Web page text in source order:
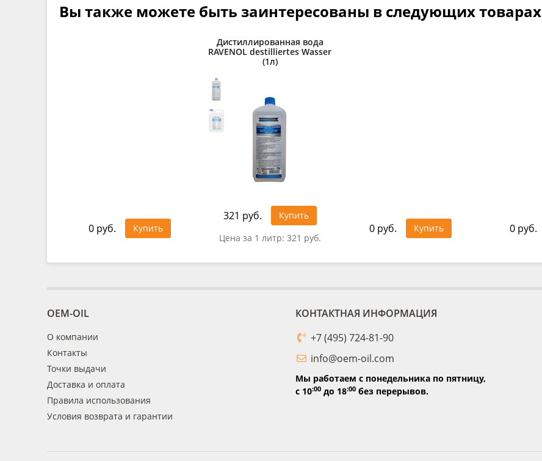
Вы также можете быть заинтересованы в следующих товарах
0 руб. Купить
Дистиллированная вода
RAVENOL destilliertes Wasser
(1л)
321 руб.
Купить
Цена за 1 литр: 321 руб.
0 руб. Купить 0 руб.
OEM-OIL
О компании
Контакты
Точки выдачи
Доставка и оплата
Правила использования
Условия возврата и гарантии
КОНТАКТНАЯ ИНФОРМАЦИЯ
+7 (495) 724-81-90
info@oem-oil.com
Мы работаем с понедельника по пятницу,
с 10:00до 18:00без перерывов.